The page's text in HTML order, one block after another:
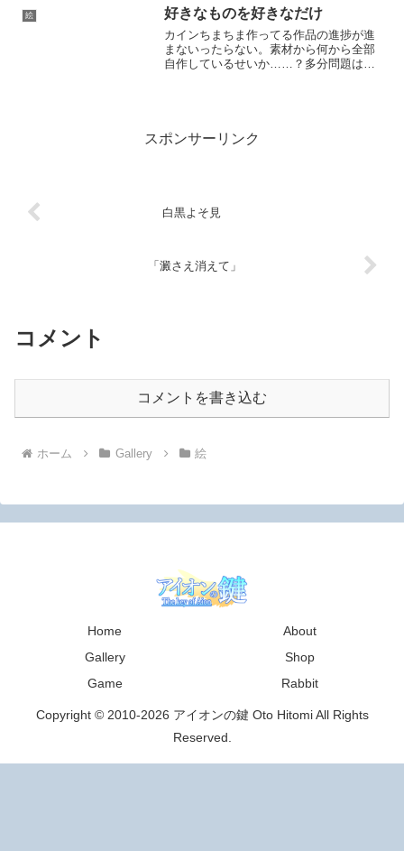
しい。どちらが兄でも弟でも構わなかっ
たおれ達は、その名前をお互い...
絵 好きなものを好きなだけ
カインちまちま作ってる作品の進捗が進
まないったらない。素材から何から全部
自作しているせいか……？多分問題はそ
スポンサーリンク
白黒よそ見
「澱さえ消えて」
コメント
コメントを書き込む
ホーム Gallery 絵
Home
About
Gallery
Shop
Game
Rabbit
Copyright © 2010-2026 アイオンの鍵 Oto Hitomi All Rights
Reserved.